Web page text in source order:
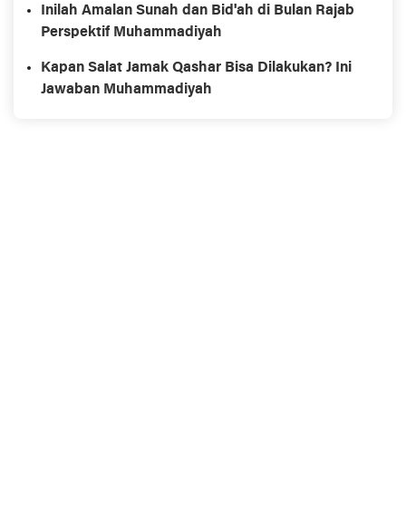
Inilah Amalan Sunah dan Bid'ah di Bulan Rajab
Perspektif Muhammadiyah
Kapan Salat Jamak Qashar Bisa Dilakukan? Ini
Jawaban Muhammadiyah